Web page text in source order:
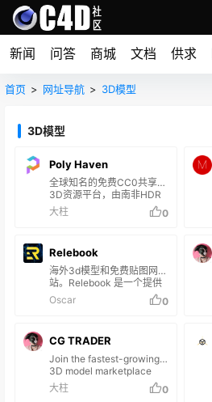
新闻 问答 商城 文档 供求
首页 > 网址导航 > 3D模型
3D模型
Poly Haven
全球知名的免费CC0共享
3D资源平台，由南非HDR
摄影师Greg Zaal于2017年
发起，整合HDRI Haven、
注于为3D艺术家、游戏开
发者及视觉效果从业者提供
高质量、无版权限制的创作
素材。 核心特色 全品类资
源库：涵盖HDRI环境贴图
（如木纹、金属、石材）及
超精细3D模型（建…
大柱 0
Relebook
海外3d模型和免费贴图网
站。Relebook 是一个提供
数百万个高质量 3D 模型和
免费 3D 纹理的网站。这些
合游戏设计、动画、3D 建
模和室内设计。它们兼容所
有主流软件，包括
Blender、Cinema 4D、
Maya 和 3ds Max。
Oscar 0
CG TRADER
Join the fastest-growing
3D model marketplace
today!
大柱 0